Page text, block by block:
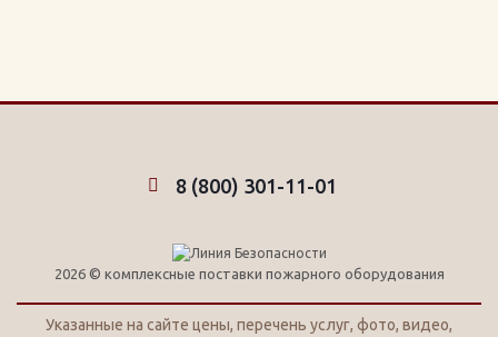
8 (800) 301-11-01
2026 © комплексные поставки пожарного оборудования
Указанные на сайте цены, перечень услуг, фото, видео,